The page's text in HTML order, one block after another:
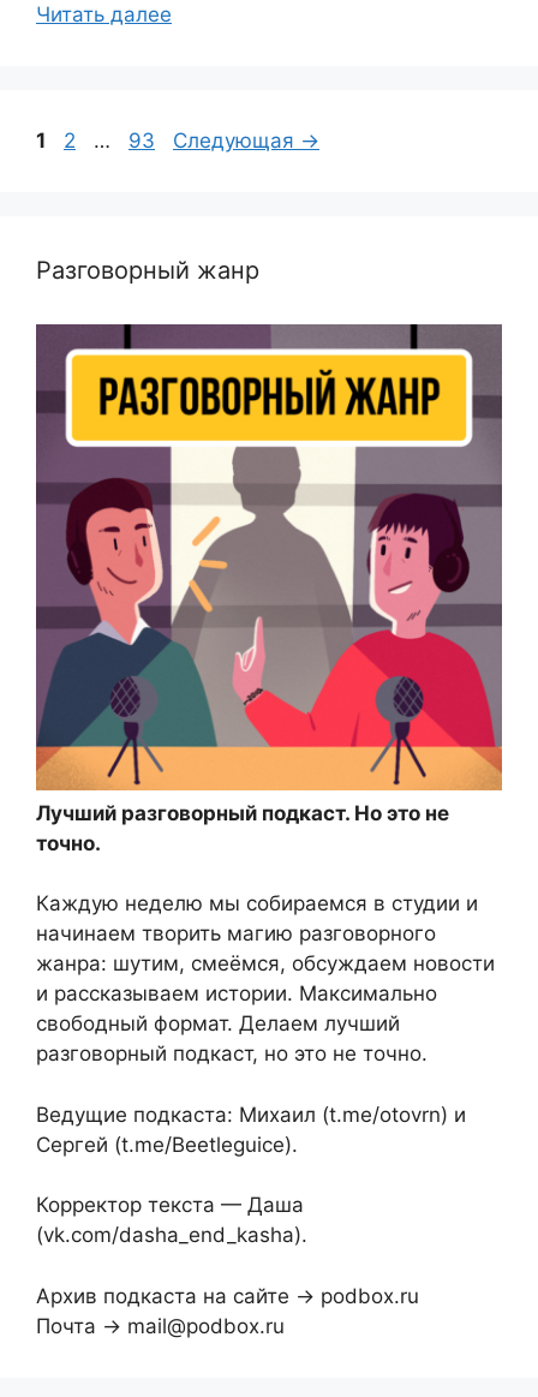
Читать далее
Страница
1 Страница
2 … Страница
93 Следующая →
Разговорный жанр
Лучший разговорный подкаст. Но это не
точно.
Каждую неделю мы собираемся в студии и
начинаем творить магию разговорного
жанра: шутим, смеёмся, обсуждаем новости
и рассказываем истории. Максимально
свободный формат. Делаем лучший
разговорный подкаст, но это не точно.
Ведущие подкаста: Михаил (t.me/otovrn) и
Сергей (t.me/Beetleguice).
Корректор текста — Даша
(vk.com/dasha_end_kasha).
Архив подкаста на сайте → podbox.ru
Почта → mail@podbox.ru